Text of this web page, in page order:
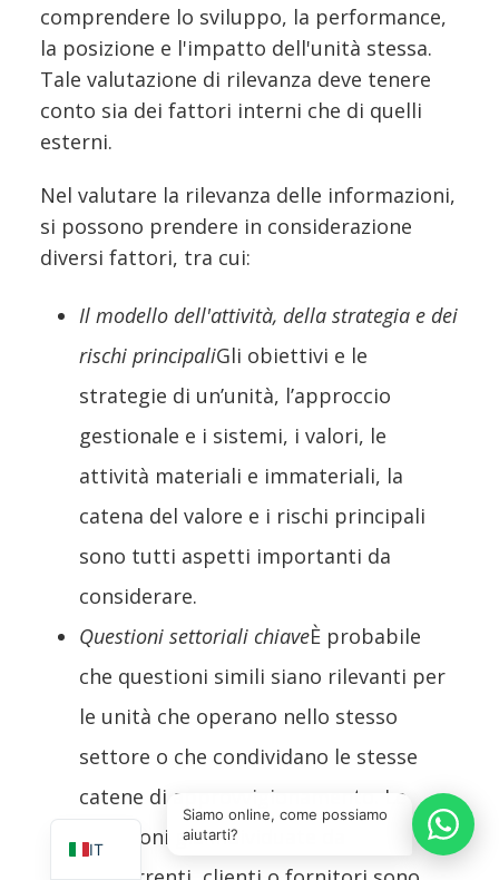
comprendere lo sviluppo, la performance,
la posizione e l'impatto dell'unità stessa.
Tale valutazione di rilevanza deve tenere
conto sia dei fattori interni che di quelli
esterni.
Nel valutare la rilevanza delle informazioni,
si possono prendere in considerazione
diversi fattori, tra cui:
Il modello dell'attività, della strategia e dei
rischi principaliGli obiettivi e le
strategie di un’unità, l’approccio
gestionale e i sistemi, i valori, le
attività materiali e immateriali, la
catena del valore e i rischi principali
sono tutti aspetti importanti da
considerare.
Questioni settoriali chiaveÈ probabile
che questioni simili siano rilevanti per
le unità che operano nello stesso
settore o che condividano le stesse
catene di approvvigionamento. Le
questioni già individuate da
IT
Siamo online, come possiamo
aiutarti?